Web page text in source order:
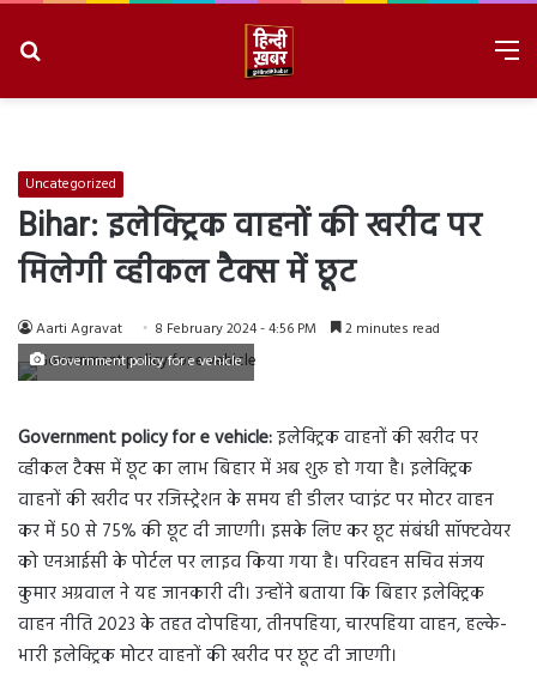
Uncategorized
Bihar: इलेक्ट्रिक वाहनों की खरीद पर
मिलेगी व्हीकल टैक्स में छूट
Aarti Agravat 8 February 2024 - 4:56 PM 2 minutes read
Government policy for e vehicle
Government policy for e vehicle:इलेक्ट्रिक वाहनों की खरीद पर
व्हीकल टैक्स में छूट का लाभ बिहार में अब शुरु हो गया है। इलेक्ट्रिक
वाहनों की खरीद पर रजिस्ट्रेशन के समय ही डीलर प्वाइंट पर मोटर वाहन
कर में 50 से 75% की छूट दी जाएगी। इसके लिए कर छूट संबंधी सॉफ्टवेयर
को एनआईसी के पोर्टल पर लाइव किया गया है। परिवहन सचिव संजय
कुमार अग्रवाल ने यह जानकारी दी। उन्होंने बताया कि बिहार इलेक्ट्रिक
वाहन नीति 2023 के तहत दोपहिया, तीनपहिया, चारपहिया वाहन, हल्के-
भारी इलेक्ट्रिक मोटर वाहनों की खरीद पर छूट दी जाएगी।